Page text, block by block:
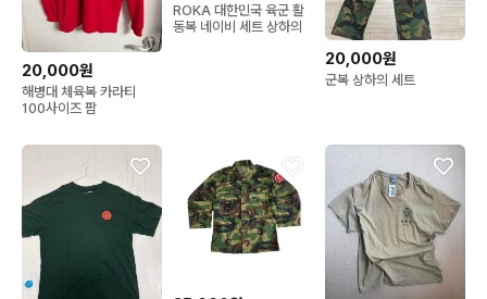
20,000원
해병대 체육복 카라티
100사이즈 팜
ROKA 대한민국 육군 활
동복 네이비 세트 상하의
20,000원
군복 상하의 세트